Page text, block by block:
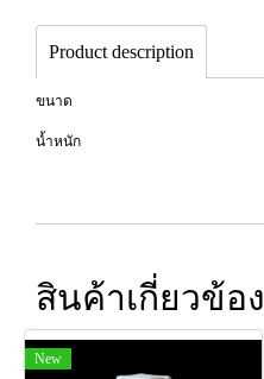
Product description
ขนาด
น้ำหนัก
สินค้าเกี่ยวข้อง
New